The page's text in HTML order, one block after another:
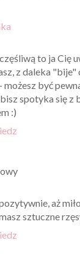
to ja Cię
z daleka
możesz być
spotyka się z
:)
aż
sztuczne